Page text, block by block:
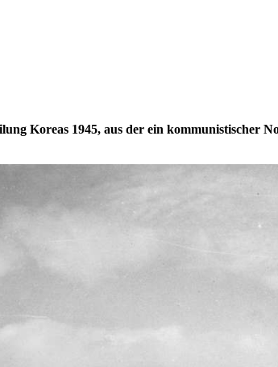
Koreas 1945, aus der ein kommunistischer